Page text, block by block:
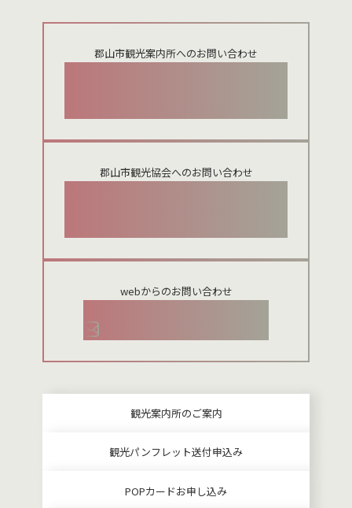
郡山市観光案内所へのお問い合わせ
郡山市観光協会へのお問い合わせ
webからのお問い合わせ
観光案内所のご案内
観光パンフレット送付申込み
POPカードお申し込み